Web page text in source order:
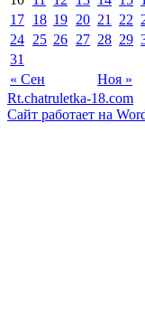
« Сен Ноя »
17 18 19 20 21 22
24 25 26 27 28 29
31
Rt.chatruletka-18.com
Сайт работает на